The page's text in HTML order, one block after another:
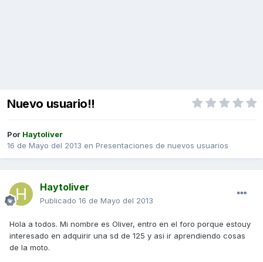
Nuevo usuario!!
Por Haytoliver
16 de Mayo del 2013 en Presentaciones de nuevos usuarios
Haytoliver
Publicado 16 de Mayo del 2013
Hola a todos. Mi nombre es Oliver, entro en el foro porque estouy
interesado en adquirir una sd de 125 y asi ir aprendiendo cosas
de la moto.